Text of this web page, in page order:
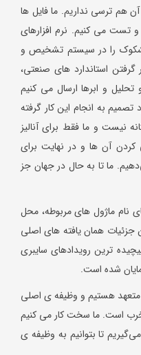
هم ترسی نداریم. ما فایل ها
می کنیم. نرم افزارهای
مشکوک را در سیستم تشخیص و
استاندارد های صنعتی،
و ابرها ارسال می کنیم
به انجام این کار گرفته
نیست و ما فقط برای آنالیز
کردن آن ها و در نهایت برای
ما تا به حال در جهان جز
نام ماژول های مربوطه، محل
جزئیات همان یافته های اصلی
ترین رویدادهای سایبری
شده است.
متعهد هستیم و وظیفه ی اصلی
است. ما سخت کار می کنیم
تا بتوانیم به وظیفه ی